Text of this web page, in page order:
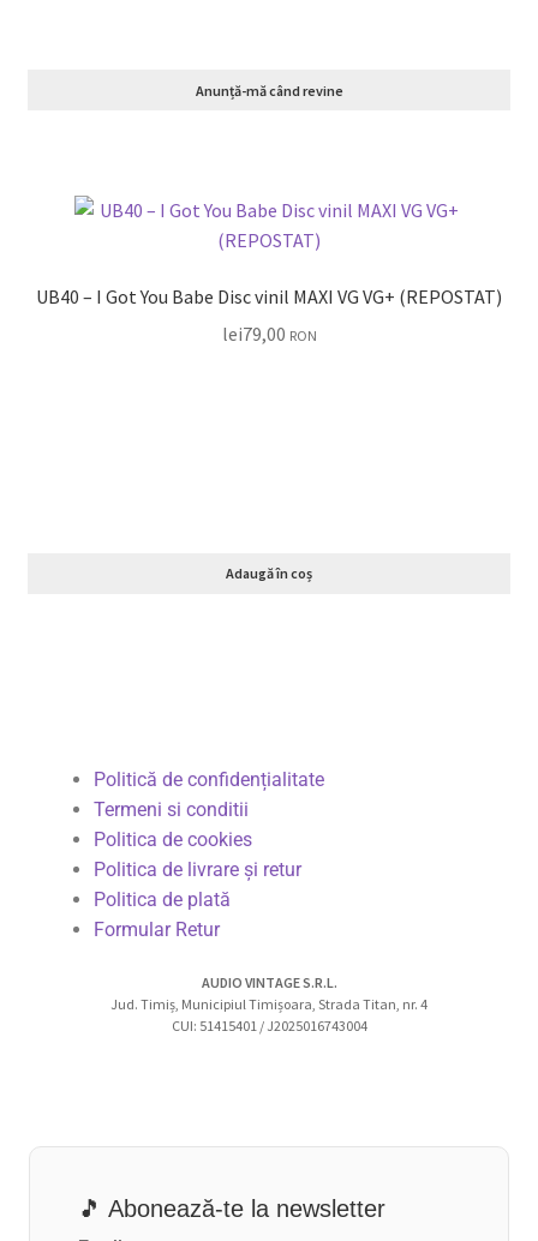
Anunță-mă când revine
UB40 – I Got You Babe Disc vinil MAXI VG VG+ (REPOSTAT)
lei79,00 RON
Adaugă în coș
Politică de confidențialitate
Termeni si conditii
Politica de cookies
Politica de livrare și retur
Politica de plată
Formular Retur
AUDIO VINTAGE S.R.L.
Jud. Timiș, Municipiul Timișoara, Strada Titan, nr. 4
CUI: 51415401 / J2025016743004
🎵 Abonează-te la newsletter